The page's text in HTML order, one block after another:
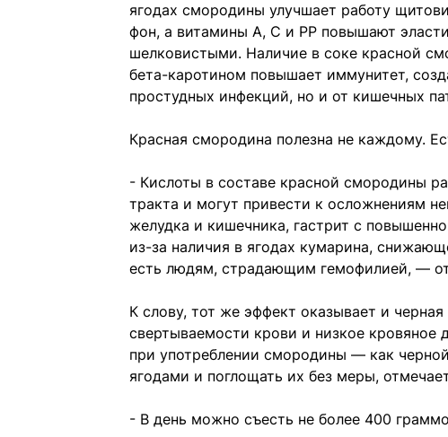
ягодах смородины улучшает работу
фон, а витамины А, С и РР повышают
шелковистыми. Наличие в соке красной
бета-каротином повышает иммунитет,
простудных инфекций, но и от кишечных
Красная смородина полезна не каждому.
- Кислоты в составе красной смородины
тракта и могут привести к осложнениям
желудка и кишечника, гастрит с
из-за наличия в ягодах кумарина,
есть людям, страдающим гемофилией, —
К слову, тот же эффект оказывает и
свертываемости крови и низкое кровяное
при употреблении смородины — как
ягодами и поглощать их без меры,
- В день можно съесть не более 400